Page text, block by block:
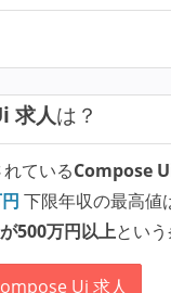
求人は？
ているCompose
下限年収の最高値
500万円以上とい
Ui 求人